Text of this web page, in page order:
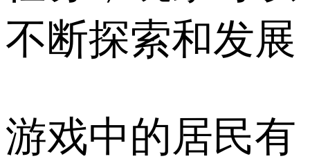
不断探索和发展
游戏中的居民有